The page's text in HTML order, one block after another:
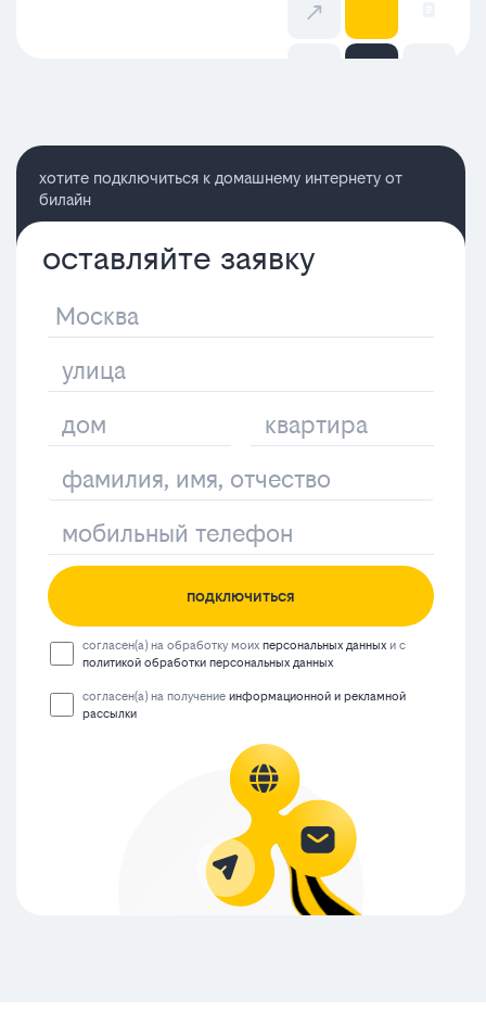
хотите подключиться к домашнему интернету от
билайн
оставляйте заявку
подключиться
согласен(а) на обработку моихперсональных данных и с
политикой обработки персональных данных
согласен(а) на получениеинформационной и рекламной
рассылки